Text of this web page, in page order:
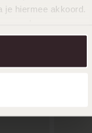
je hiermee akkoord.